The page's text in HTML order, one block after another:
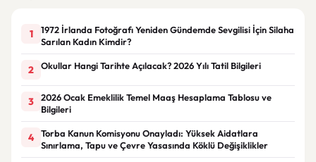
1
1972 İrlanda Fotoğrafı Yeniden Gündemde Sevgilisi İçin Silaha
Sarılan Kadın Kimdir?
2 Okullar Hangi Tarihte Açılacak? 2026 Yılı Tatil Bilgileri
3
2026 Ocak Emeklilik Temel Maaş Hesaplama Tablosu ve
Bilgileri
4
Torba Kanun Komisyonu Onayladı: Yüksek Aidatlara
Sınırlama, Tapu ve Çevre Yasasında Köklü Değişiklikler